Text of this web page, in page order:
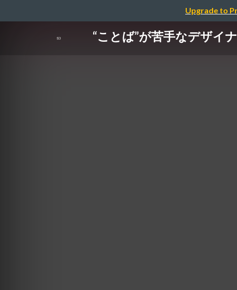
Upgrade to
“ことば”が苦手なデザイ